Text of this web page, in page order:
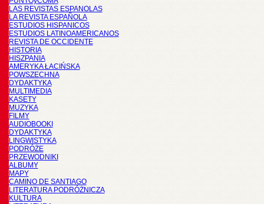
LAS REVISTAS ESPANOLAS
LA REVISTA ESPAÑOLA
ESTUDIOS HISPANICOS
ESTUDIOS LATINOAMERICANOS
REVISTA DE OCCIDENTE
HISTORIA
HISZPANIA
AMERYKA ŁACIŃSKA
POWSZECHNA
DYDAKTYKA
MULTIMEDIA
KASETY
MUZYKA
FILMY
AUDIOBOOKI
DYDAKTYKA
LINGWISTYKA
PODRÓŻE
PRZEWODNIKI
ALBUMY
MAPY
CAMINO DE SANTIAGO
LITERATURA PODRÓŻNICZA
KULTURA